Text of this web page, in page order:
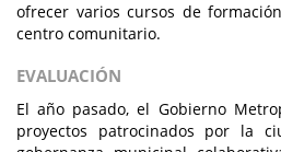
ofrecer varios cursos de
centro comunitario.
EVALUACIÓN
El año pasado, el Gobierno
proyectos patrocinados por la